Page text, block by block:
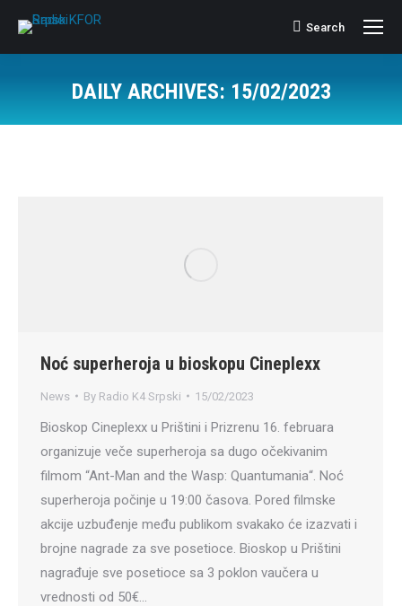
Search:
Search
DAILY ARCHIVES: 15/02/2023
Noć superheroja u bioskopu Cineplexx
News By Radio K4 Srpski 15/02/2023
Bioskop Cineplexx u Prištini i Prizrenu 16. februara
organizuje veče superheroja sa dugo očekivanim
filmom “Ant-Man and the Wasp: Quantumania“. Noć
superheroja počinje u 19:00 časova. Pored filmske
akcije uzbuđenje među publikom svakako će izazvati i
brojne nagrade za sve posetioce. Bioskop u Prištini
nagrađuje sve posetioce sa 3 poklon vaučera u
vrednosti od 50€…